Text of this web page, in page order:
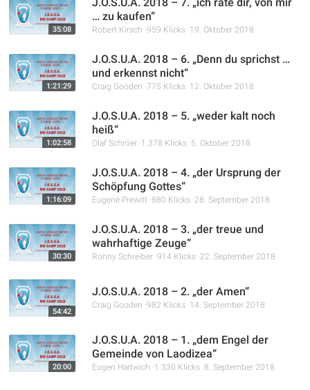
35:08
… zu kaufen“
Robert Kirsch 959 Klicks 19. Oktober 2018
1:21:29
J.O.S.U.A. 2018 – 6. „Denn du sprichst …
und erkennst nicht“
Craig Gooden 775 Klicks 12. Oktober 2018
1:02:58
J.O.S.U.A. 2018 – 5. „weder kalt noch
heiß“
Olaf Schröer 1.378 Klicks 5. Oktober 2018
1:16:09
J.O.S.U.A. 2018 – 4. „der Ursprung der
Schöpfung Gottes“
Eugene Prewitt 880 Klicks 28. September 2018
30:30
J.O.S.U.A. 2018 – 3. „der treue und
wahrhaftige Zeuge“
Ronny Schreiber 914 Klicks 22. September 2018
54:42
J.O.S.U.A. 2018 – 2. „der Amen“
Craig Gooden 982 Klicks 14. September 2018
20:00
J.O.S.U.A. 2018 – 1. „dem Engel der
Gemeinde von Laodizea“
Eugen Hartwich 1.330 Klicks 8. September 2018